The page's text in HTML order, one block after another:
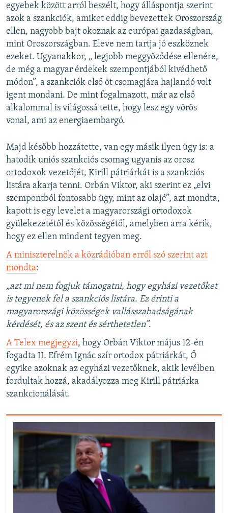
egyebek között arról beszélt, hogy álláspontja szerint
azok a szankciók, amiket eddig bevezettek Oroszország
ellen, nagyobb bajt okoznak az európai gazdaságban,
mint Oroszországban. Eleve nem tartja jó eszköznek
ezeket. Ugyanakkor, „ legjobb meggyőződése ellenére,
de még a magyar érdekek szempontjából kivédhető
módon”, a szankciók első öt csomagjára hajlandó volt
igent mondani. De mint fogalmazott, már az első
alkalommal is világossá tette, hogy lesz egy vörös
vonal, ami az energiaembargó.
Majd később hozzátette, van egy másik ilyen ügy is: a
hatodik uniós szankciós csomag ugyanis az orosz
ortodoxok vezetőjét, Kirill pátriárkát is a szankciós
listára akarja tenni. Orbán Viktor, aki szerint ez „elvi
szempontból fontosabb ügy, mint az olajé”, azt mondta,
kapott is egy levelet a magyarországi ortodoxok
gyülekezetétől és közösségétől, amelyben arra kérik,
hogy ez ellen mindent tegyen meg.
A miniszterelnök a közrádióban erről szó szerint azt
mondta:
„​azt mi nem fogjuk támogatni, hogy egyházi vezetőket
is tegyenek fel a szankciós listára. Ez érinti a
magyarországi közösségek vallásszabadságának
kérdését, és az szent és sérthetetlen”​.
A Telex megjegyzi, hogy Orbán Viktor május 12-én
fogadta II. Efrém Ignác szír ortodox pátriárkát, Ő
egyike azoknak az egyházi vezetőknek, akik levélben
fordultak hozzá, akadályozza meg Kirill pátriárka
szankcionálását.